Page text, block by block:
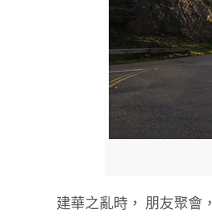
建華之亂時， 朋友聚會，